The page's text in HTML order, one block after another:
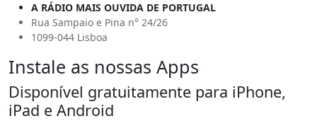
A RÁDIO MAIS OUVIDA DE PORTUGAL
Rua Sampaio e Pina n° 24/26
1099-044 Lisboa
Instale as nossas Apps
Disponível gratuitamente para iPhone,
iPad e Android